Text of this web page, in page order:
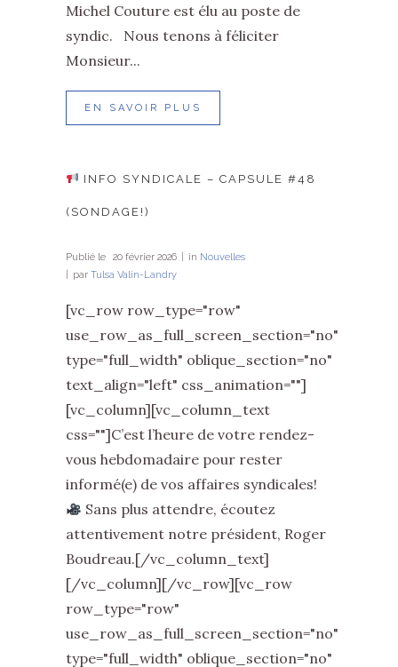
Michel Couture est élu au poste de
syndic. Nous tenons à féliciter
Monsieur...
EN SAVOIR PLUS
INFO SYNDICALE – CAPSULE #48
(SONDAGE!)
Publié le 20 février 2026 in Nouvelles
par Tulsa Valin-Landry
[vc_row row_type="row"
use_row_as_full_screen_section="no"
type="full_width" oblique_section="no"
text_align="left" css_animation=""]
[vc_column][vc_column_text
css=""]C’est l’heure de votre rendez-
vous hebdomadaire pour rester
informé(e) de vos affaires syndicales!
Sans plus attendre, écoutez
attentivement notre président, Roger
Boudreau.[/vc_column_text]
[/vc_column][/vc_row][vc_row
row_type="row"
use_row_as_full_screen_section="no"
type="full_width" oblique_section="no"